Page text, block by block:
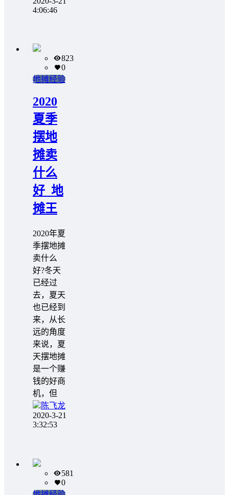
4:06:46
823
0
地摊经验
2020
夏季
摆地
摊卖
什么
好_地
摊王
2020年夏
季摆地摊
卖什么
好?冬天
已经过
去，夏天
也已经到
来，从长
远的角度
来说，夏
天摆地摊
是一个赚
钱的好商
机，但
陈飞龙
2020-3-21
3:32:53
581
0